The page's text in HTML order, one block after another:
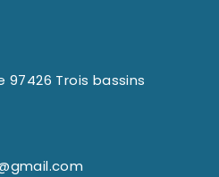
97426 Trois bassins